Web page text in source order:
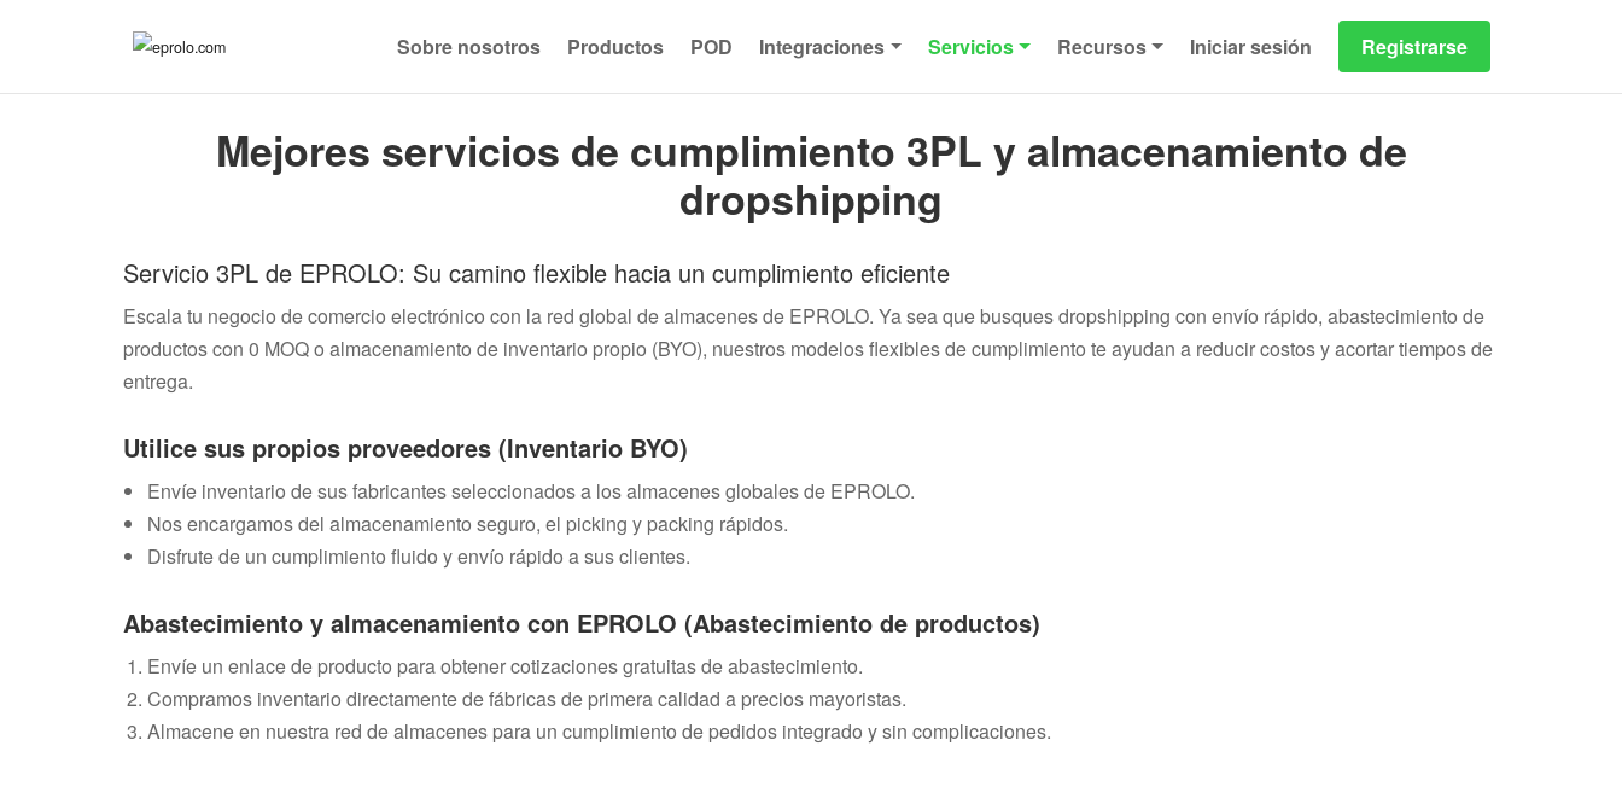
Sobre nosotros Productos POD Integraciones Servicios Recursos Iniciar sesión Registrarse
Mejores servicios de cumplimiento 3PL y almacenamiento de
dropshipping
Servicio 3PL de EPROLO: Su camino flexible hacia un cumplimiento eficiente
Escala tu negocio de comercio electrónico con la red global de almacenes de EPROLO. Ya sea que busques dropshipping con envío rápido, abastecimiento de
productos con 0 MOQ o almacenamiento de inventario propio (BYO), nuestros modelos flexibles de cumplimiento te ayudan a reducir costos y acortar tiempos de
entrega.
Utilice sus propios proveedores (Inventario BYO)
Envíe inventario de sus fabricantes seleccionados a los almacenes globales de EPROLO.
Nos encargamos del almacenamiento seguro, el picking y packing rápidos.
Disfrute de un cumplimiento fluido y envío rápido a sus clientes.
Abastecimiento y almacenamiento con EPROLO (Abastecimiento de productos)
Envíe un enlace de producto para obtener cotizaciones gratuitas de abastecimiento.
Compramos inventario directamente de fábricas de primera calidad a precios mayoristas.
Almacene en nuestra red de almacenes para un cumplimiento de pedidos integrado y sin complicaciones.